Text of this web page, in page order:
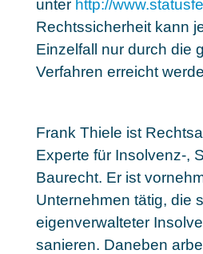
unter http://
Rechtssicherheit kann
Einzelfall nur durch die
Verfahren erreicht
Frank Thiele ist
Experte für Insolvenz-,
Baurecht. Er ist
Unternehmen tätig, die
eigenverwalteter
sanieren. Daneben